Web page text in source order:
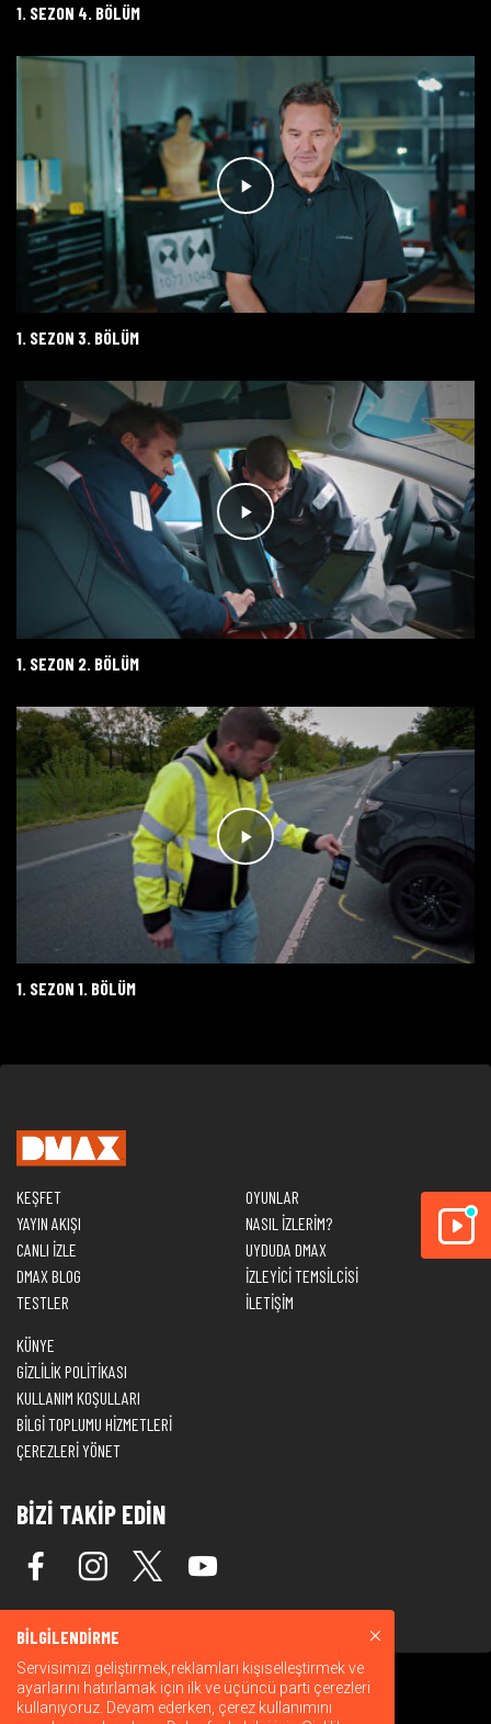
1. SEZON 4. BÖLÜM
1. SEZON 3. BÖLÜM
1. SEZON 2. BÖLÜM
1. SEZON 1. BÖLÜM
KEŞFET
YAYIN AKIŞI
CANLI İZLE
DMAX BLOG
TESTLER
OYUNLAR
NASIL İZLERİM?
UYDUDA DMAX
İZLEYİCİ TEMSİLCİSİ
İLETİŞİM
KÜNYE
GİZLİLİK POLİTİKASI
KULLANIM KOŞULLARI
BİLGİ TOPLUMU HİZMETLERİ
ÇEREZLERİ YÖNET
BİZİ TAKİP EDİN
BİLGİLENDİRME
Servisimizi geliştirmek,reklamları kişiselleştirmek ve
ayarlarını hatırlamak için ilk ve üçüncü parti çerezleri
kullanıyoruz. Devam ederken, çerez kullanımını